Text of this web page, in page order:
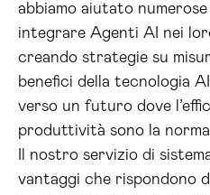
abbiamo aiutato numerose
integrare Agenti AI nei
creando strategie su
benefici della tecnologia
verso un futuro dove
produttività sono la
Il nostro servizio di
vantaggi che rispondono